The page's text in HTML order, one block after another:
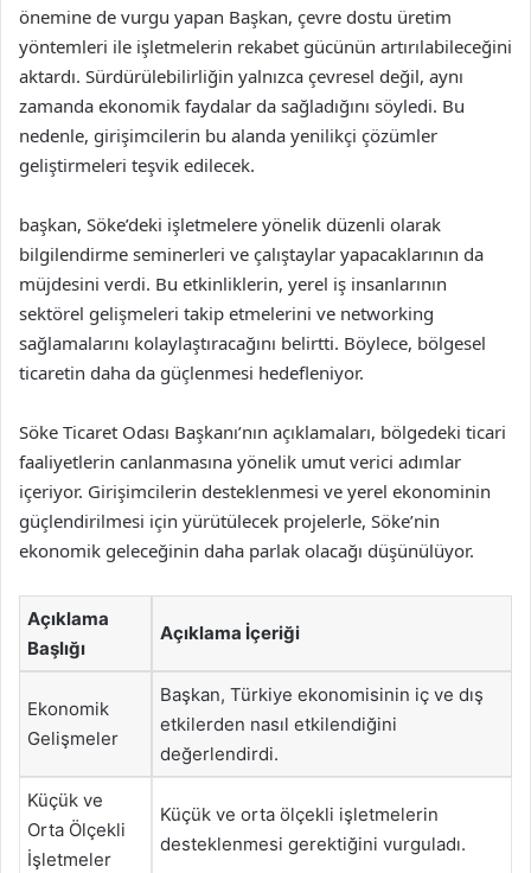
önemine de vurgu yapan Başkan, çevre dostu üretim
yöntemleri ile işletmelerin rekabet gücünün artırılabileceğini
aktardı. Sürdürülebilirliğin yalnızca çevresel değil, aynı
zamanda ekonomik faydalar da sağladığını söyledi. Bu
nedenle, girişimcilerin bu alanda yenilikçi çözümler
geliştirmeleri teşvik edilecek.
başkan, Söke’deki işletmelere yönelik düzenli olarak
bilgilendirme seminerleri ve çalıştaylar yapacaklarının da
müjdesini verdi. Bu etkinliklerin, yerel iş insanlarının
sektörel gelişmeleri takip etmelerini ve networking
sağlamalarını kolaylaştıracağını belirtti. Böylece, bölgesel
ticaretin daha da güçlenmesi hedefleniyor.
Söke Ticaret Odası Başkanı’nın açıklamaları, bölgedeki ticari
faaliyetlerin canlanmasına yönelik umut verici adımlar
içeriyor. Girişimcilerin desteklenmesi ve yerel ekonominin
güçlendirilmesi için yürütülecek projelerle, Söke’nin
ekonomik geleceğinin daha parlak olacağı düşünülüyor.
Açıklama
Başlığı
Açıklama İçeriği
Ekonomik
Gelişmeler
Başkan, Türkiye ekonomisinin iç ve dış
etkilerden nasıl etkilendiğini
değerlendirdi.
Küçük ve
Orta Ölçekli
İşletmeler
Küçük ve orta ölçekli işletmelerin
desteklenmesi gerektiğini vurguladı.